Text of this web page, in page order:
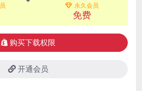
永久会员
免费
购买下载权限
开通会员